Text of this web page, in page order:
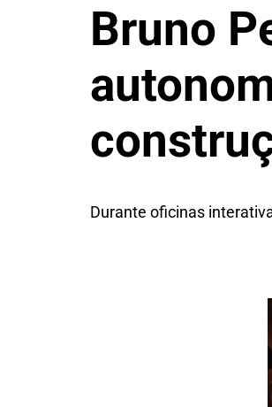
Bruno
Durante oficinas